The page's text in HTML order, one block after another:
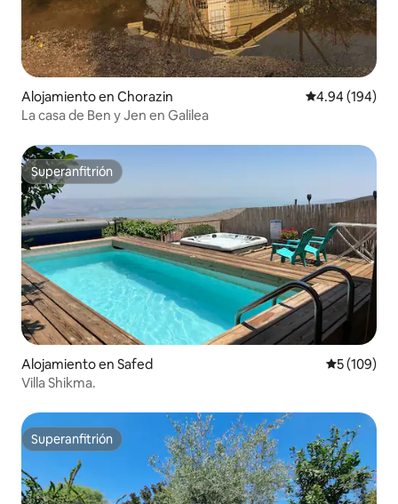
Alojamiento en Chorazin Calificación
4.94 (194)
La casa de Ben y Jen en Galilea
Superanfitrión
Superanfitrión
Alojamiento en Safed
5 (109)
Villa Shikma.
Superanfitrión
Superanfitrión